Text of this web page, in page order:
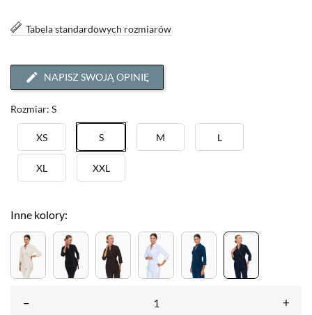
Tabela standardowych rozmiarów
NAPISZ SWOJĄ OPINIĘ
Rozmiar: S
XS S M L
XL XXL
Inne kolory:
– +